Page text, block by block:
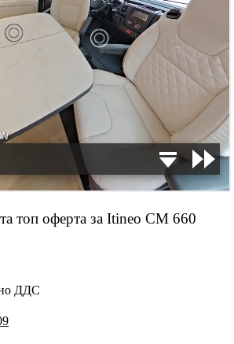
топ оферта за Itineo CM 660
ДДС